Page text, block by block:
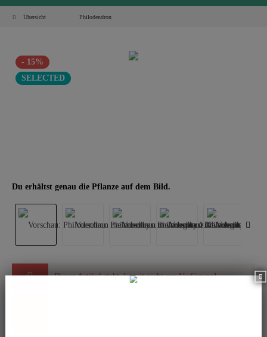
Übersicht Philodendron
- 15%
SELECTED
Du erhältst genau die Pflanze auf dem Bild.
Dieser Artikel steht derzeit nicht zur Verfügung!